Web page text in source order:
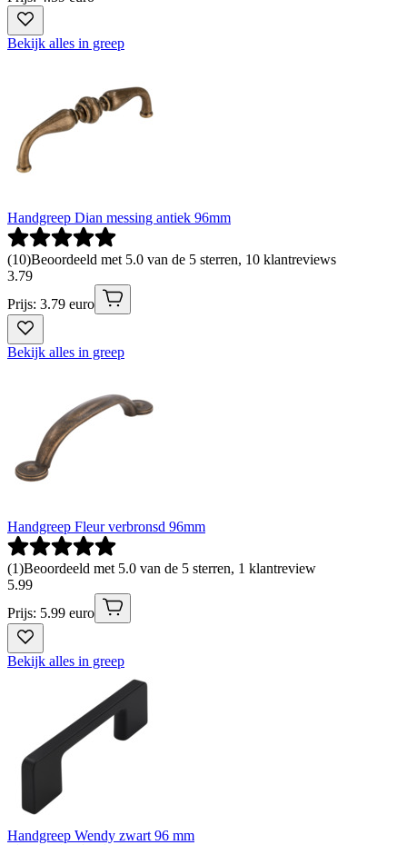
Bekijk alles in greep
Handgreep Dian messing antiek 96mm
(10)Beoordeeld met 5.0 van de 5 sterren, 10 klantreviews
3.79
Prijs: 3.79 euro
Bekijk alles in greep
Handgreep Fleur verbronsd 96mm
(1)Beoordeeld met 5.0 van de 5 sterren, 1 klantreview
5.99
Prijs: 5.99 euro
Bekijk alles in greep
Handgreep Wendy zwart 96 mm